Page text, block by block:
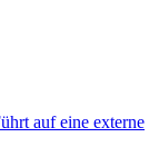
auf eine externe